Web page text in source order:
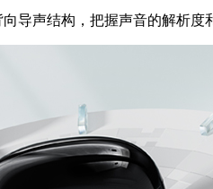
导声结构，把握声音的解析度